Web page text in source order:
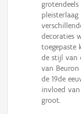
decoraties
toegepaste
de stijl van
van Beuron
de 19de
invloed
groot.